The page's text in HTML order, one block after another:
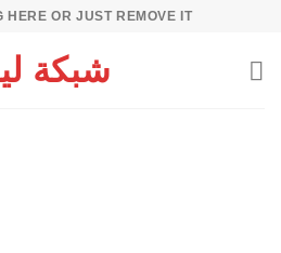
OR JUST REMOVE IT...
شبكة